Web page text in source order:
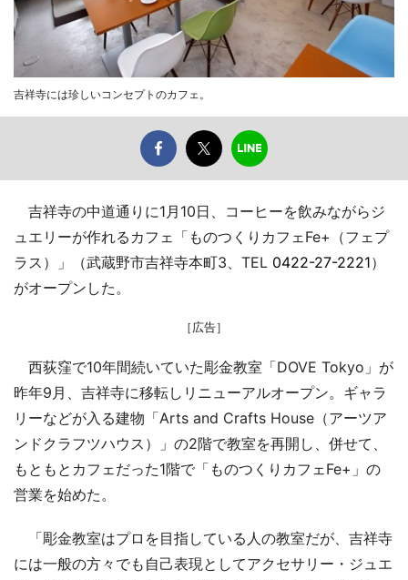
吉祥寺には珍しいコンセプトのカフェ。
吉祥寺の中道通りに1月10日、コーヒーを飲みながらジ
ュエリーが作れるカフェ「ものつくりカフェFe+（フェプ
ラス）」（武蔵野市吉祥寺本町3、TEL 0422-27-2221）
がオープンした。
［広告］
西荻窪で10年間続いていた彫金教室「DOVE Tokyo」が
昨年9月、吉祥寺に移転しリニューアルオープン。ギャラ
リーなどが入る建物「Arts and Crafts House（アーツア
ンドクラフツハウス）」の2階で教室を再開し、併せて、
もともとカフェだった1階で「ものつくりカフェFe+」の
営業を始めた。
「彫金教室はプロを目指している人の教室だが、吉祥寺
には一般の方々でも自己表現としてアクセサリー・ジュエ